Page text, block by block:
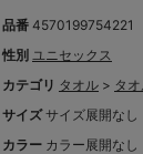
品番 4570199754221
性別 ユニセックス
カテゴリ タオル > タ
サイズ サイズ展開なし
カラー カラー展開なし